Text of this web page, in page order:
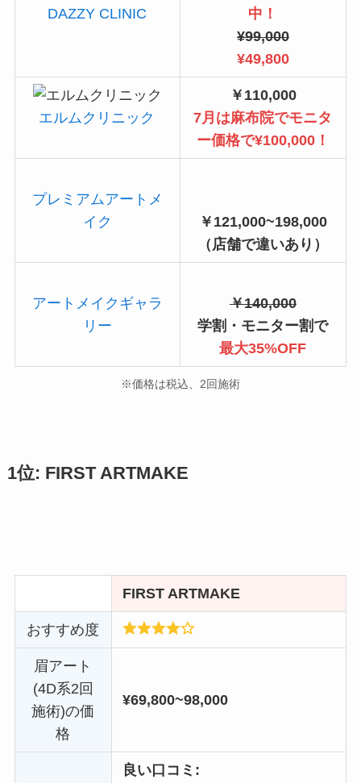
DAZZY CLINIC
中！
¥99,000
¥49,800
エルムクリニック
￥110,000
7月は麻布院でモニタ
ー価格で¥100,000！
プレミアムアートメ
イク
￥121,000~198,000
（店舗で違いあり）
アートメイクギャラ
リー
￥140,000
学割・モニター割で
最大35%OFF
※価格は税込、2回施術
1位: FIRST ARTMAKE
FIRST ARTMAKE
おすすめ度
眉アート
(4D系2回
施術)の価
格
¥69,800~98,000
良い口コミ: